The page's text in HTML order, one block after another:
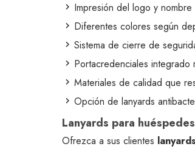
Impresión del logo y
Diferentes colores según
Sistema de cierre de
Portacredenciales integrado
Materiales de calidad que
Opción de lanyards
Lanyards para huéspedes
Ofrezca a sus clientes